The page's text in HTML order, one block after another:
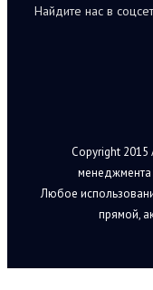
Найдите нас в
Copyright 2015
Любое
прямой,